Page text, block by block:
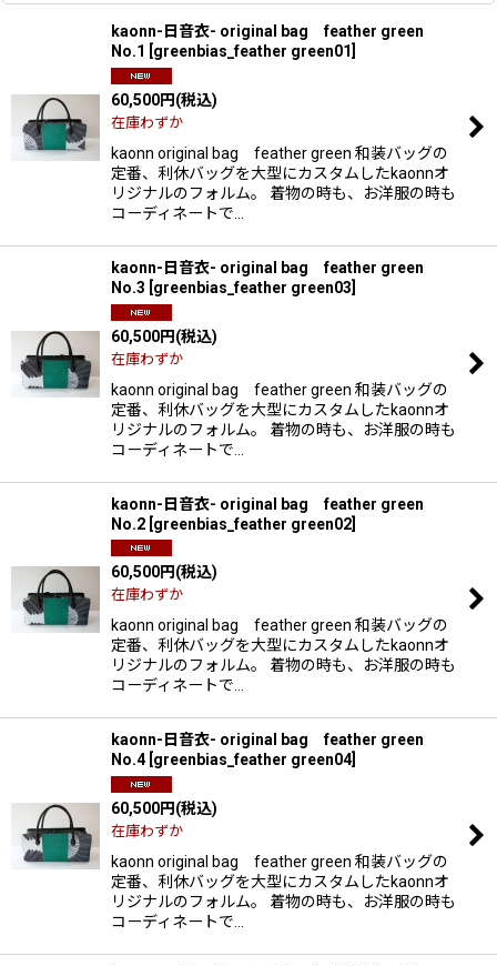
kaonn-日音衣- original bag feather green
No.1
greenbias_feather green01
60,500円(税込)
在庫わずか
kaonn original bag feather green 和装バッグの
定番、利休バッグを大型にカスタムしたkaonnオ
リジナルのフォルム。 着物の時も、お洋服の時も
コーディネートで…
kaonn-日音衣- original bag feather green
No.3 greenbias_feather green03
60,500円(税込)
在庫わずか
kaonn original bag feather green 和装バッグの
定番、利休バッグを大型にカスタムしたkaonnオ
リジナルのフォルム。 着物の時も、お洋服の時も
コーディネートで…
kaonn-日音衣- original bag feather green
No.2 [greenbias_feather green02]
60,500円(税込)
在庫わずか
kaonn original bag feather green 和装バッグの
定番、利休バッグを大型にカスタムしたkaonnオ
リジナルのフォルム。 着物の時も、お洋服の時も
コーディネートで…
kaonn-日音衣- original bag feather green
No.4 greenbias_feather green04]
60,500円(税込)
在庫わずか
kaonn original bag feather green 和装バッグの
定番、利休バッグを大型にカスタムしたkaonnオ
リジナルのフォルム。 着物の時も、お洋服の時も
コーディネートで…